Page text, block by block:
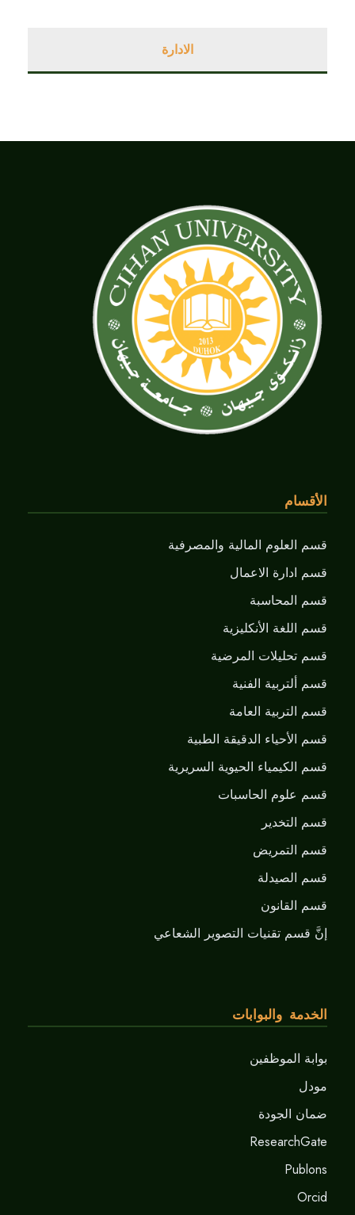
الادارة
الأقسام
قسم العلوم المالية والمصرفية
قسم ادارة الاعمال
قسم المحاسبة
قسم اللغة الأنكليزية
قسم تحليلات المرضية
قسم ألتربية الفنية
قسم التربية العامة
قسم الأحياء الدقيقة الطبية
قسم الكيمياء الحيوية السريرية
قسم علوم الحاسبات
قسم التخدير
قسم التمريض
قسم الصيدلة
قسم القانون
إنَّ قسم تقنيات التصوير الشعاعي
الخدمة والبوابات
بوابة الموظفين
مودل
ضمان الجودة
ResearchGate
Publons
Orcid